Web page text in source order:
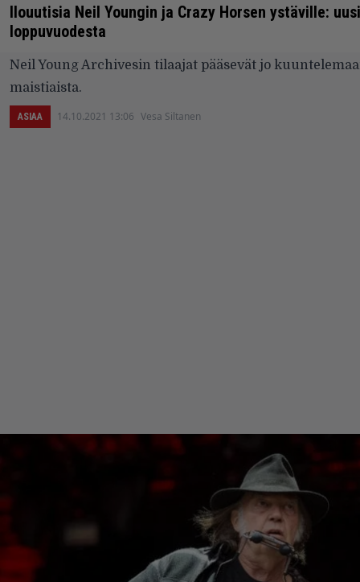
Ilouutisia Neil Youngin ja Crazy Horsen ystäville:
loppuvuodesta
Neil Young Archivesin tilaajat pääsevät jo
maistiaista.
ASIAA 14.10.2021 13:06 Vesa Siltanen